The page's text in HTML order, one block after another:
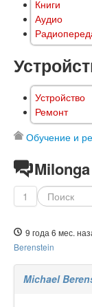
Книги
Аудио
Устройство
Ремонт
Обучение и
Milonga
1
9 года 6 мес.
Berenstein
Michael